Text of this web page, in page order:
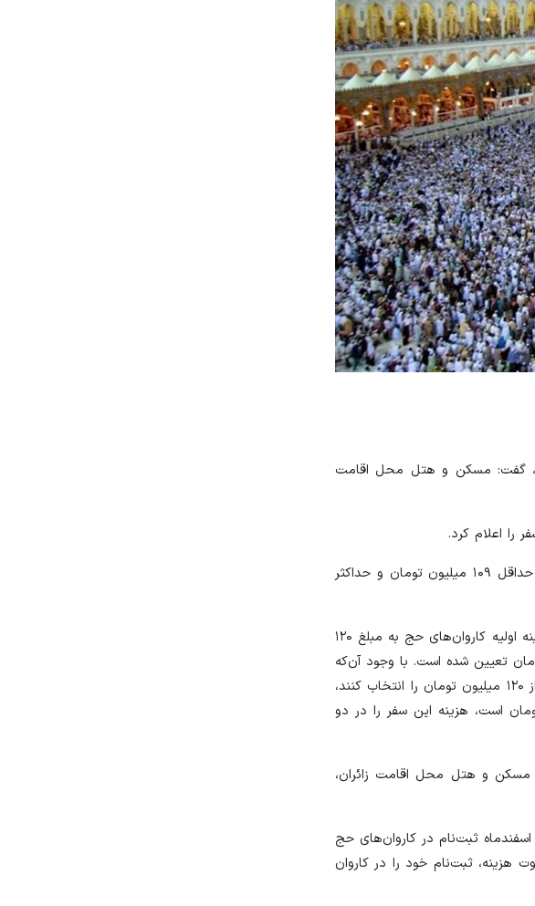
گفت: مسکن و هتل محل اقامت
اکبر رضایی ـ معاون حج و عمره سازمان حج و زیارت ـ به ایسنا گفت: هزینه تمام‌شده سفر حج تمتع در سال ۱۴۰۲ حداقل ۱۰۹ میلیون تومان و حداکثر
او با اشاره به اطلاعیه‌های پیشین سازمان حج و زیارت درباره پرداخت هزینه سفر حج تمتع در دو مرحله و تعیین هزینه اولیه کاروان‌های حج به مبلغ ۱۲۰
تمام هزینه‌ها، قیمت نهایی سفر حج در سال ۱۴۰۲ از ۱۰۹ تا ۱۳۹ میلیون تومان تعیین شده است. با وجود آن‌که
پیش‌تر اعلام شده بود هزینه این سفر در دو مرحله دریافت می‌شود، اما اکنون افرادی که کاروان‌هایی با قیمت کمتر از ۱۲۰ میلیون تومان را انتخاب کنند،
می‌کنند و آن‌هایی که انتخابشان کاروان‌هایی با قیمت بالای ۱۲۰ میلیون تومان است، هزینه این سفر را در دو
مسکن و هتل محل اقامت زائران،
۱۴۰۲ خبر داد و افزود: از ساعت ۱۰ صبح چهارشنبه دهم اسفندماه ثبت‌نام در کاروان‌های حج
هزینه، ثبت‌نام خود را در کاروان